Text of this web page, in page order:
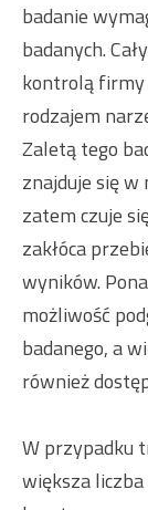
badanie
badanych.
kontrolą
rodzajem
Zaletą tego
znajduje się
zatem czuje
zakłóca
wyników.
możliwość
badanego, a
również
W przypadku
większa